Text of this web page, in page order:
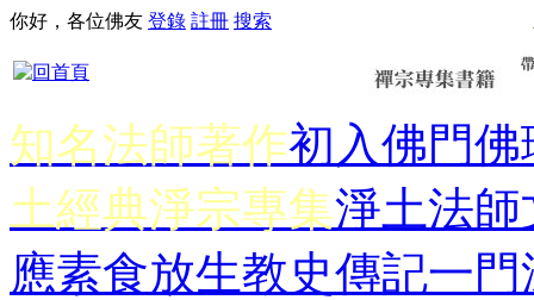
你好，各位佛友 登錄 註冊 搜索
知名法師著作初入佛門佛
土經典淨宗專集淨土法師
應素食放生教史傳記一門